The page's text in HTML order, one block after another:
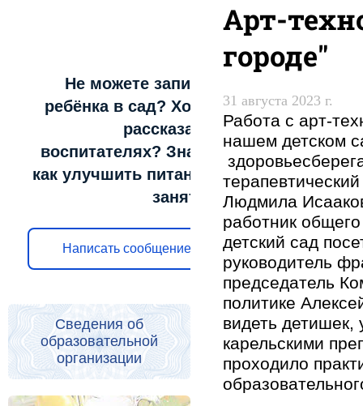
Не можете записать
ребёнка в сад? Хотите
рассказать о
воспитателях? Знаете,
как улучшить питание и
занятия?
Написать сообщение
Сведения об
образовательной
организации
Арт-
городе"
31 августа 2023 г.
Работа с арт-
нашем детском
Людмила
работник
детский сад
руководитель
председатель
политике
видеть
карельскими
проходило